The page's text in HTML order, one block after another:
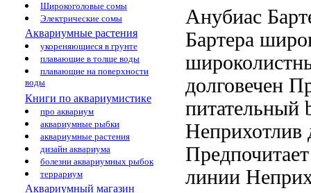
Широкоголовые сомы
Электрические сомы
Аквариумные растения
укореняющиеся в грунте
плавающие в толще воды
плавающие на поверхности
воды
Книги по аквариумистике
про аквариум
аквариумные рыбки
аквариумные растения
дизайн аквариума
болезни аквариумных рыбок
террариум
Аквариумный магазин
Анубиас
Бартера
долговечен
питательный
Неприхотлив
Предпочитает
линии